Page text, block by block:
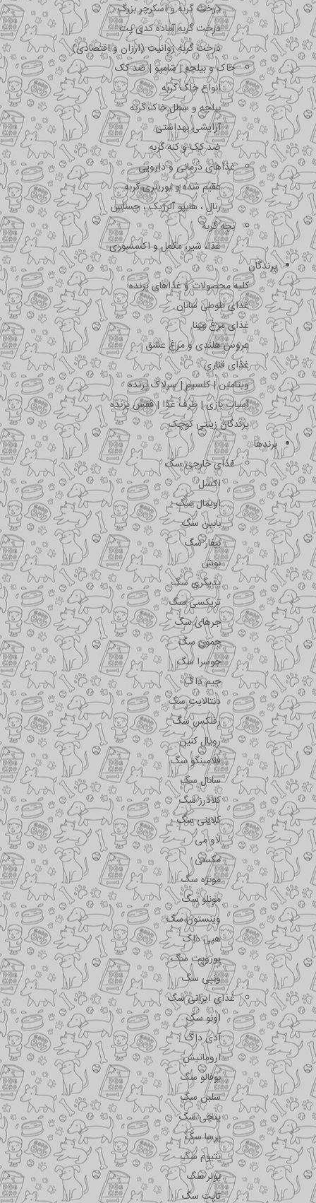
درخت گربه و اسکرچر بزرگ
درخت گربه آماده کدی پت
درخت گربه ژوانیت (ارزان و اقتصادی)
خاک و بیلچه | شامپو | ضد کک
انواع خاک گربه
بیلچه و سطل خاک گربه
آرایشی بهداشتی
ضد کک و کنه گربه
غذاهای درمانی و دارویی
عقیم شده و یورینری گربه
رنال ، هایپو آلرژیک ، حساس
بچه گربه
غذا، شیر، مکمل و اکسسوری
پرندگان
کلیه محصولات و غذاهای پرنده
غذای طوطی سانان
غذای مرغ مینا
عروس هلندی و مرغ عشق
غذای قناری
ویتامین | کلسیم | سرلاک پرنده
اسباب بازی | ظرف غذا | قفس پرنده
پرندگان زینتی کوچک
برندها
غذای خارجی سگ
اکسل
اویمال سگ
بابین سگ
بیفار سگ
بوش
پدیگری سگ
تریکسی سگ
جرهای سگ
جمون سگ
جوسرا سگ
جیم داگ
دنتالایت سگ
رفلکس سگ
رویال کنین
فلامینگو سگ
سانال سگ
کلادرز سگ
کلاینی سگ
لاو می
مکسی
مونژه سگ
مونلو سگ
وینستون سگ
هپی داگ
یوروپت سگ
ونپی سگ
غذای ایرانی سگ
اونو سگ
آدی داگ
اروماتیش
بوفالو سگ
سلبن سگ
پتچی سگ
پرسا سگ
پتیوم سگ
پولر سگ
تاپت سگ